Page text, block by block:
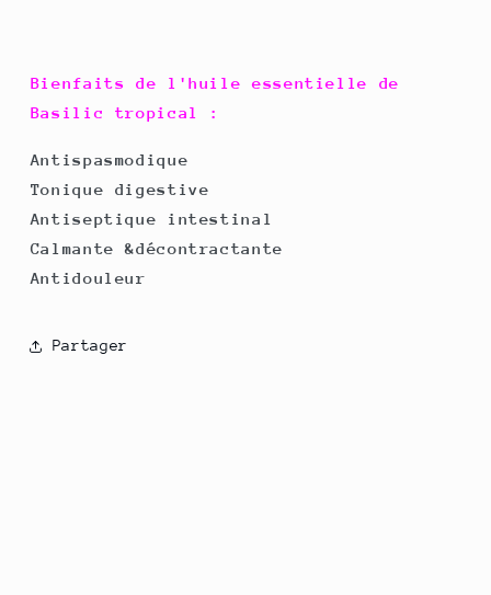
Bienfaits de l'huile essentielle de
Basilic tropical :
Antispasmodique
Tonique digestive
Antiseptique intestinal
Calmante &décontractante
Antidouleur
Partager